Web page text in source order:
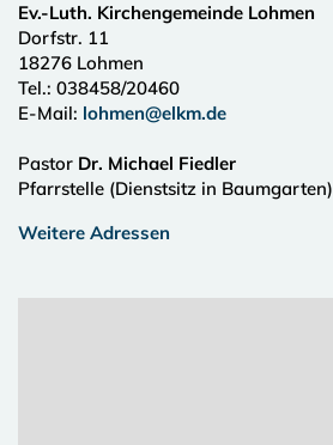
Ev.-Luth. Kirchengemeinde Lohmen
Dorfstr. 11
18276 Lohmen
Tel.: 038458/20460
E-Mail: lohmen@elkm.de
Pastor Dr. Michael Fiedler
Pfarrstelle (Dienstsitz in Baumgarten)
Weitere Adressen